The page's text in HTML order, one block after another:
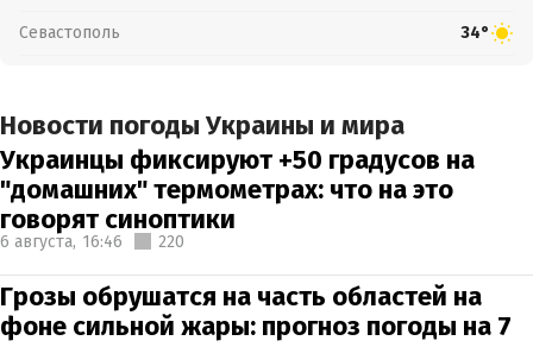
Севастополь 34°
Новости погоды Украины и мира
Украинцы фиксируют +50 градусов на
"домашних" термометрах: что на это
говорят синоптики
6 августа, 16:46 220
Грозы обрушатся на часть областей на
фоне сильной жары: прогноз погоды на 7